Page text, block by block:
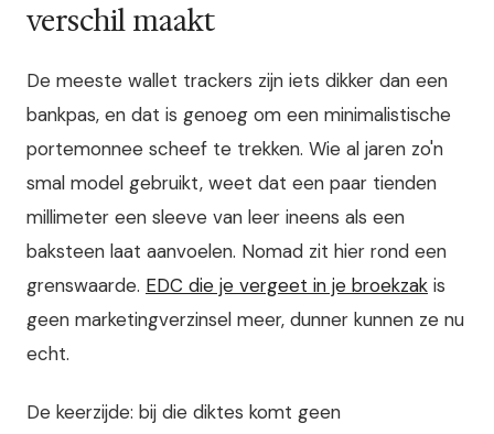
verschil maakt
De meeste wallet trackers zijn iets dikker dan een
bankpas, en dat is genoeg om een minimalistische
portemonnee scheef te trekken. Wie al jaren zo'n
smal model gebruikt, weet dat een paar tienden
millimeter een sleeve van leer ineens als een
baksteen laat aanvoelen. Nomad zit hier rond een
grenswaarde. EDC die je vergeet in je broekzak is
geen marketingverzinsel meer, dunner kunnen ze nu
echt.
De keerzijde: bij die diktes komt geen